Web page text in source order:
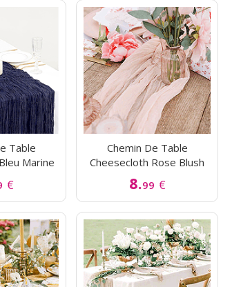
Table
Marine
€
Chemin De Table
Cheesecloth Rose Blush
8.99 €